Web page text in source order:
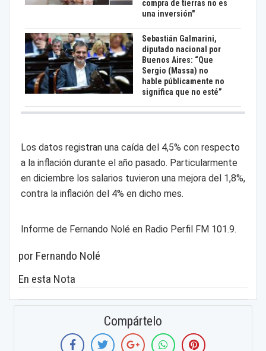
compra de tierras no es
una inversión"
Sebastián Galmarini,
diputado nacional por
Buenos Aires: “Que
Sergio (Massa) no
hable públicamente no
significa que no esté”
Los datos registran una caída del 4,5% con respecto
a la inflación durante el año pasado. Particularmente
en diciembre los salarios tuvieron una mejora del 1,8%,
contra la inflación del 4% en dicho mes.
Informe de Fernando Nolé en Radio Perfil FM 101.9.
por Fernando Nolé
En esta Nota
Compártelo